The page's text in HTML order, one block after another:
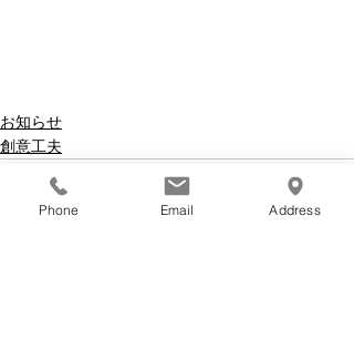
お知らせ
創意工夫
Phone Email Address